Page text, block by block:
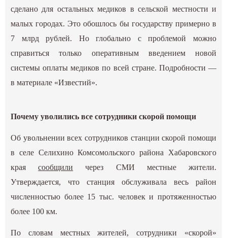
сделано для остальных медиков в сельской местности и
малых городах. Это обошлось бы государству примерно в
7 млрд рублей. Но глобально с проблемой можно
справиться только оперативным введением новой
системы оплаты медиков по всей стране. Подробности —
в материале «Известий».
Почему уволились все сотрудники скорой помощи
Об увольнении всех сотрудников станции скорой помощи
в селе Селихино Комсомольского района Хабаровского
краясообщили через СМИ местные жители.
Утверждается, что станция обслуживала весь район
численностью более 15 тыс. человек и протяженностью
более 100 км.
По словам местных жителей, сотрудники «скорой»